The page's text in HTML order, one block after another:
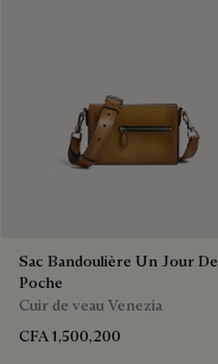
Sac Bandoulière Un Jour De
Poche
Cuir de veau Venezia
CFA 1,500,200